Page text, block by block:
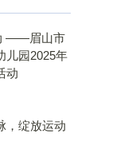
——眉山市
儿园2025年
动
，绽放运动